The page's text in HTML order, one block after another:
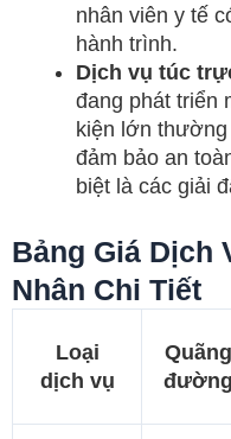
nhân viên y tế
hành trình.
Dịch vụ túc
đang phát triển
kiện lớn
đảm bảo an
biệt là các giải
Bảng Giá Dịch
Nhân Chi Tiết
Loại
dịch vụ
Quãng
đường